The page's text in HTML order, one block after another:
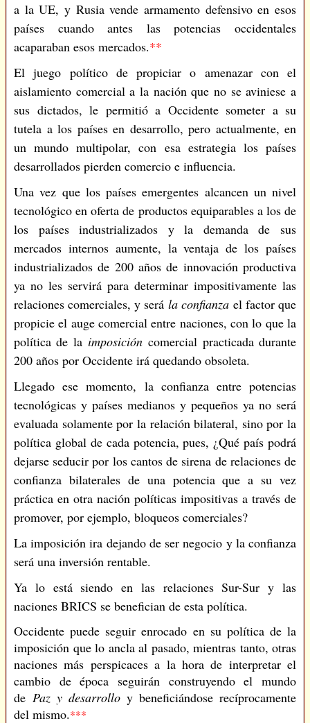
a la UE, y Rusia vende armamento defensivo en esos
países cuando antes las potencias occidentales
acaparaban esos mercados.**
El juego político de propiciar o amenazar con el
aislamiento comercial a la nación que no se aviniese a
sus dictados, le permitió a Occidente someter a su
tutela a los países en desarrollo, pero actualmente, en
un mundo multipolar, con esa estrategia los países
desarrollados pierden comercio e influencia.
Una vez que los países emergentes alcancen un nivel
tecnológico en oferta de productos equiparables a los de
los países industrializados y la demanda de sus
mercados internos aumente, la ventaja de los países
industrializados de 200 años de innovación productiva
ya no les servirá para determinar impositivamente las
relaciones comerciales, y será la confianza el factor que
propicie el auge comercial entre naciones, con lo que la
política de la imposición comercial practicada durante
200 años por Occidente irá quedando obsoleta.
Llegado ese momento, la confianza entre potencias
tecnológicas y países medianos y pequeños ya no será
evaluada solamente por la relación bilateral, sino por la
política global de cada potencia, pues, ¿Qué país podrá
dejarse seducir por los cantos de sirena de relaciones de
confianza bilaterales de una potencia que a su vez
práctica en otra nación políticas impositivas a través de
promover, por ejemplo, bloqueos comerciales?
La imposición ira dejando de ser negocio y la confianza
será una inversión rentable.
Ya lo está siendo en las relaciones Sur-Sur y las
naciones BRICS se benefician de esta política.
Occidente puede seguir enrocado en su política de la
imposición que lo ancla al pasado, mientras tanto, otras
naciones más perspicaces a la hora de interpretar el
cambio de época seguirán construyendo el mundo
de Paz y desarrolloy beneficiándose recíprocamente
del mismo.***